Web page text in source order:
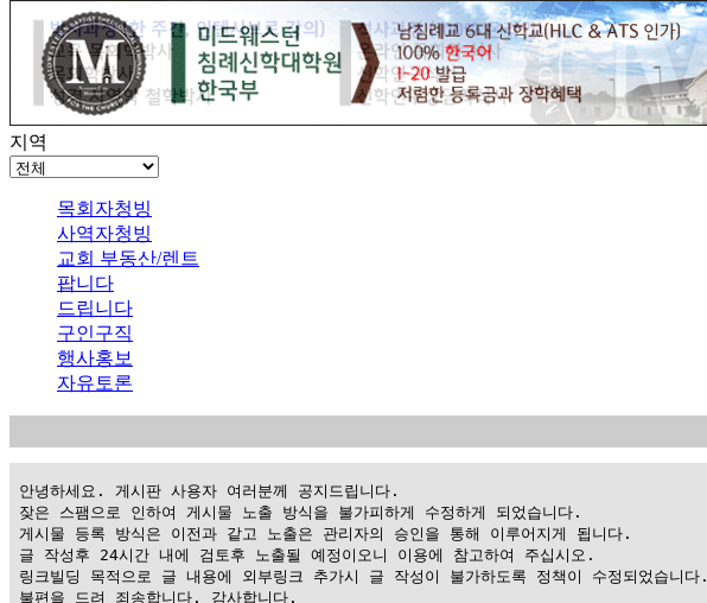
지역
목회자청빙
사역자청빙
교회 부동산/렌트
팝니다
드립니다
구인구직
행사홍보
자유토론
안녕하세요. 게시판 사용자 여러분께 공지드립니다.
잦은 스팸으로 인하여 게시물 노출 방식을 불가피하게 수정하게 되었습니다.
게시물 등록 방식은 이전과 같고 노출은 관리자의 승인을 통해 이루어지게 됩니다.
글 작성후 24시간 내에 검토후 노출될 예정이오니 이용에 참고하여 주십시오.
링크빌딩 목적으로 글 내용에 외부링크 추가시 글 작성이 불가하도록 정책이 수정되었습니다.
불편을 드려 죄송합니다. 감사합니다.